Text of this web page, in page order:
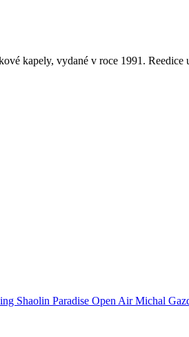
kapely, vydané v roce 1991.
Shaolin Paradise Open Air Michal